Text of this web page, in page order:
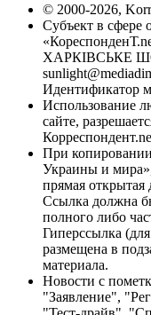
© 2000-2026,
Субъект в сфере
ХАРКІВСЬКЕ
Идентификатор
Использование
сайте,
При
Украины и мира»,
прямая открытая
Ссылка должна
полного либо
Гиперссылка
размещена в
материала.
Новости с
"Заявление",